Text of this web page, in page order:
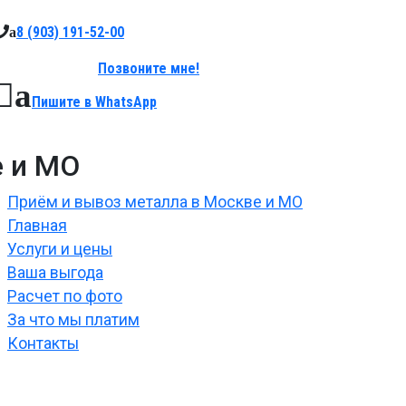
a8 (903) 191-52-00
Позвоните мне!
aПишите в WhatsApp
и МО
Приём и вывоз металла в Москве и МО
Главная
Услуги и цены
Ваша выгода
Расчет по фото
За что мы платим
Контакты